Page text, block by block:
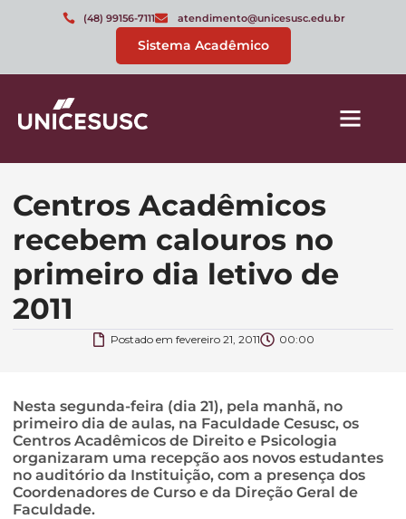
(48) 99156-7111 atendimento@unicesusc.edu.br
Sistema Acadêmico
Centros Acadêmicos
recebem calouros no
primeiro dia letivo de
2011
Postado em fevereiro 21, 2011 00:00
Nesta segunda-feira (dia 21), pela manhã, no
primeiro dia de aulas, na Faculdade Cesusc, os
Centros Acadêmicos de Direito e Psicologia
organizaram uma recepção aos novos estudantes
no auditório da Instituição, com a presença dos
Coordenadores de Curso e da Direção Geral de
Faculdade.